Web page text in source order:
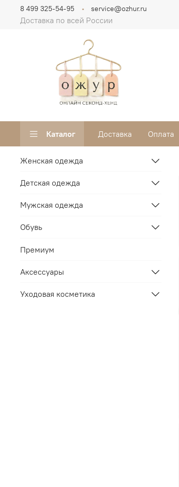
Доставка по всей России
8 499 325-54-95 service@ozhur.ru
Каталог Доставка Оплата
Женская одежда
Детская одежда
Мужская одежда
Обувь
Премиум
Аксессуары
Уходовая косметика